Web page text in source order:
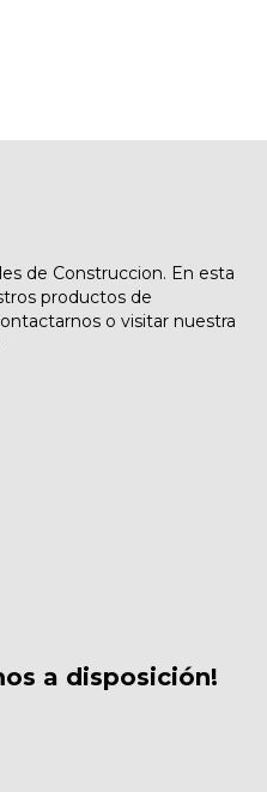
de Construccion. En esta
productos de
o visitar nuestra
a disposición!